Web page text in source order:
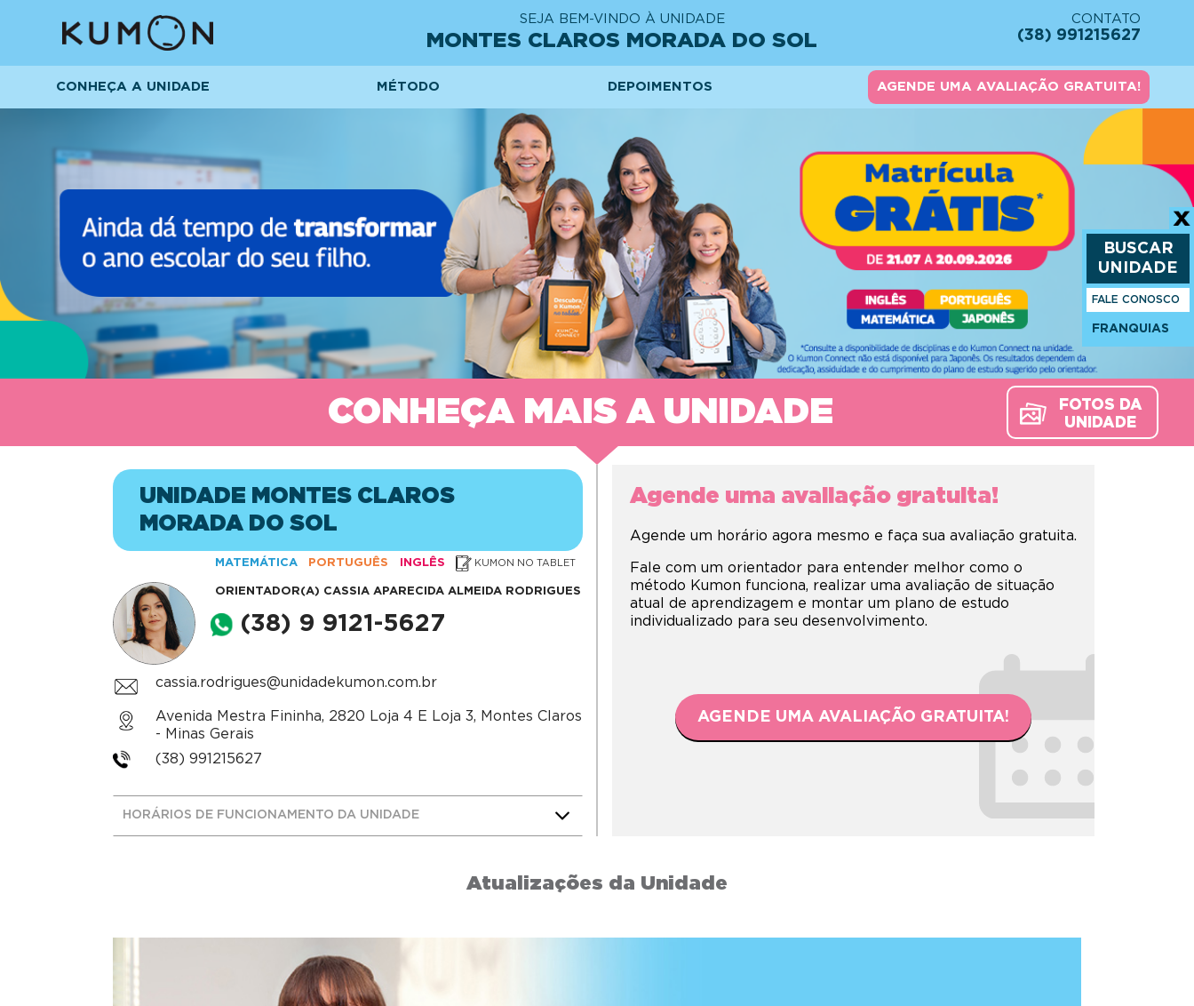
SEJA BEM-VINDO À UNIDADE
MONTES CLAROS MORADA DO SOL
CONTATO
(38) 991215627
CONHEÇA A UNIDADE MÉTODO DEPOIMENTOS AGENDE UMA AVALIAÇÃO GRATUITA!
CONHEÇA MAIS A UNIDADE
FOTOS DA
UNIDADE
UNIDADE MONTES CLAROS
MORADA DO SOL
MATEMÁTICA PORTUGUÊS INGLÊS KUMON NO TABLET
ORIENTADOR(A) CASSIA APARECIDA ALMEIDA RODRIGUES
(38) 9 9121-5627
cassia.rodrigues@unidadekumon.com.br
Avenida Mestra Fininha, 2820 Loja 4 E Loja 3, Montes Claros
- Minas Gerais
(38) 991215627
HORÁRIOS DE FUNCIONAMENTO DA UNIDADE
Agende uma avaliação gratuita!
Agende um horário agora mesmo e faça sua avaliação gratuita.
Fale com um orientador para entender melhor como o
método Kumon funciona, realizar uma avaliação de situação
atual de aprendizagem e montar um plano de estudo
individualizado para seu desenvolvimento.
AGENDE UMA AVALIAÇÃO GRATUITA!
Atualizações da Unidade
BUSCAR
UNIDADE
FALE CONOSCO
FRANQUIAS